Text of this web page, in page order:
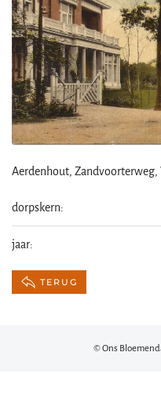
Aerdenhout, Zandvoorterweg,
dorpskern:
jaar:
TERUG
© Ons